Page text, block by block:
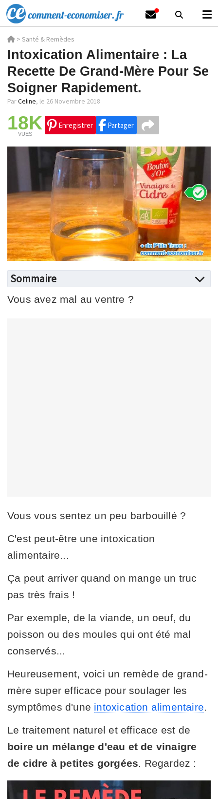
> Santé & Remèdes
Intoxication Alimentaire : La
Recette De Grand-Mère Pour Se
Soigner Rapidement.
ParCeline, le 26 Novembre 2018
18K
VUES
Enregistrer Partager
Sommaire
Vous avez mal au ventre ?
Vous vous sentez un peu barbouillé ?
C'est peut-être une intoxication
alimentaire...
Ça peut arriver quand on mange un truc
pas très frais !
Par exemple, de la viande, un oeuf, du
poisson ou des moules qui ont été mal
conservés...
Heureusement, voici un remède de grand-
mère super efficace pour soulager les
symptômes d'une intoxication alimentaire
Le traitement naturel et efficace est de
boire un mélange d'eau et de vinaigre
de cidre à petites gorgées . Regardez :